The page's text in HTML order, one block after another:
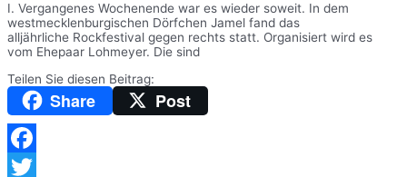
I. Vergangenes Wochenende war es wieder soweit. In dem
westmecklenburgischen Dörfchen Jamel fand das
alljährliche Rockfestival gegen rechts statt. Organisiert wird es
vom Ehepaar Lohmeyer. Die sind
Teilen Sie diesen Beitrag:
Share Post
Facebook